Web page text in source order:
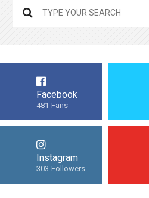
Facebook
481 Fans
Instagram
303 Followers